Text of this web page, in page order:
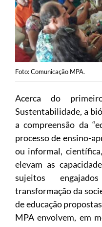
Foto: Comunicação MPA.
Acerca do
Sustentabilidade, a
a compreensão da
processo de ensino-
ou informal,
elevam as
sujeitos
transformação da
de educação
MPA envolvem, em